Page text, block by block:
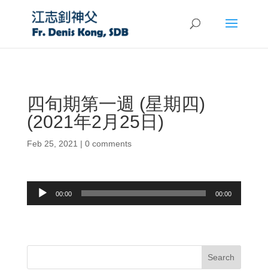
四旬期第一週 (星期四)
(2021年2月25日)
Feb 25, 2021 | 0 comments
Audio
00:00 00:00